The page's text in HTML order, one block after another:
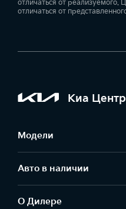
отличаться от реализуемого.
отличаться от
Киа
Модели
Авто в наличии
О Дилере